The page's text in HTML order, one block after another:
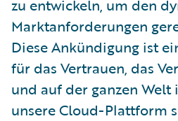
zu entwickeln, um den
Marktanforderungen
Diese Ankündigung ist
für das Vertrauen, das
und auf der ganzen
unsere Cloud-Plattform